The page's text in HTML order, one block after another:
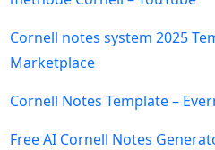
Cornell notes system 2025
Marketplace
Cornell Notes Template –
Free AI Cornell Notes